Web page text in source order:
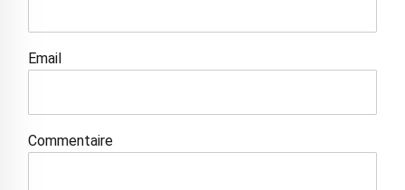
Email
Commentaire